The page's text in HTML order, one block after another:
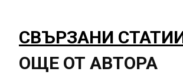
СВЪРЗАНИ
ОЩЕ ОТ АВТОРА